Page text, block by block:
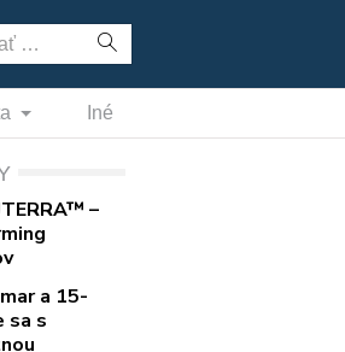
Iné
–
a 15-
sa s